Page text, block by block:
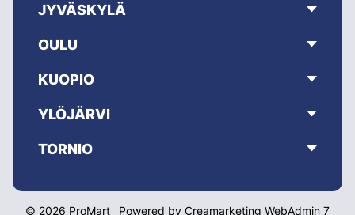
JYVÄSKYLÄ
OULU
KUOPIO
YLÖJÄRVI
TORNIO
© 2026 ProMart Powered by Creamarketing WebAdmin 7